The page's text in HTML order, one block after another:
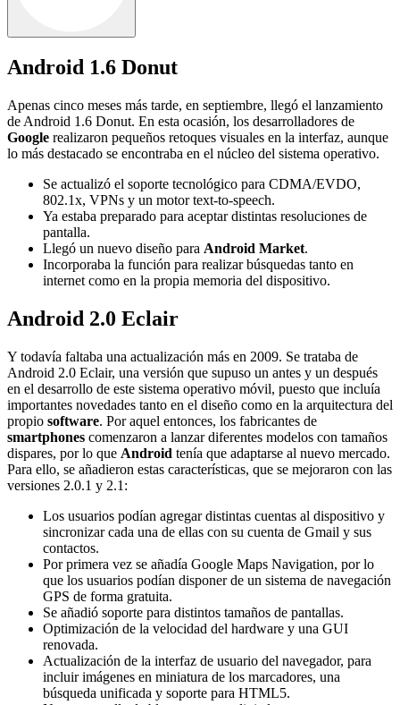
Android 1.6 Donut
Apenas cinco meses más tarde, en septiembre, llegó el lanzamiento
de Android 1.6 Donut. En esta ocasión, los desarrolladores de
Google realizaron pequeños retoques visuales en la interfaz, aunque
lo más destacado se encontraba en el núcleo del sistema operativo.
Se actualizó el soporte tecnológico para CDMA/EVDO,
802.1x, VPNs y un motor text-to-speech.
Ya estaba preparado para aceptar distintas resoluciones de
pantalla.
Llegó un nuevo diseño para Android Market.
Incorporaba la función para realizar búsquedas tanto en
internet como en la propia memoria del dispositivo.
Android 2.0 Eclair
Y todavía faltaba una actualización más en 2009. Se trataba de
Android 2.0 Eclair, una versión que supuso un antes y un después
en el desarrollo de este sistema operativo móvil, puesto que incluía
importantes novedades tanto en el diseño como en la arquitectura del
propio software. Por aquel entonces, los fabricantes de
smartphones comenzaron a lanzar diferentes modelos con tamaños
dispares, por lo que Android tenía que adaptarse al nuevo mercado.
Para ello, se añadieron estas características, que se mejoraron con las
versiones 2.0.1 y 2.1:
Los usuarios podían agregar distintas cuentas al dispositivo y
sincronizar cada una de ellas con su cuenta de Gmail y sus
contactos.
Por primera vez se añadía Google Maps Navigation, por lo
que los usuarios podían disponer de un sistema de navegación
GPS de forma gratuita.
Se añadió soporte para distintos tamaños de pantallas.
Optimización de la velocidad del hardware y una GUI
renovada.
Actualización de la interfaz de usuario del navegador, para
incluir imágenes en miniatura de los marcadores, una
búsqueda unificada y soporte para HTML5.